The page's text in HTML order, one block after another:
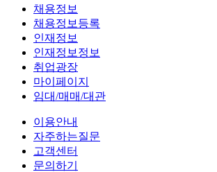
로
그
인
채용정보
채용정보등록
인재정보
인재정보정보
취업광장
마이페이지
임대/매매/대관
이용안내
자주하는질문
고객센터
문의하기